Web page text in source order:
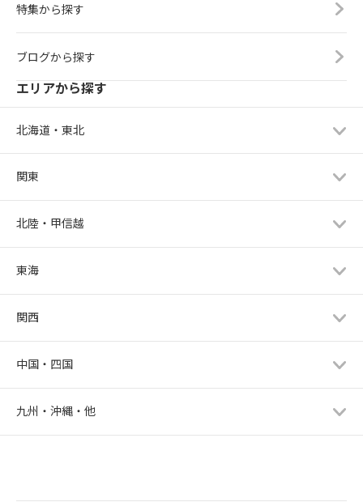
特集から探す
ブログから探す
エリアから探す
北海道・東北
関東
北陸・甲信越
東海
関西
中国・四国
九州・沖縄・他